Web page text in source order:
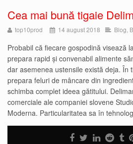
Cea mai bună tigaie
top10prod 14 august 2018 Blog,
Probabil că fiecare gospodină visează
prepara rapid și convenabil alimente
dar asemenea ustensile există deja. În
prepara feluri de mâncare din
schimba complet ideea gătitului.
comerciale ale companiei slovene
Moderna. Particularitatea sa în